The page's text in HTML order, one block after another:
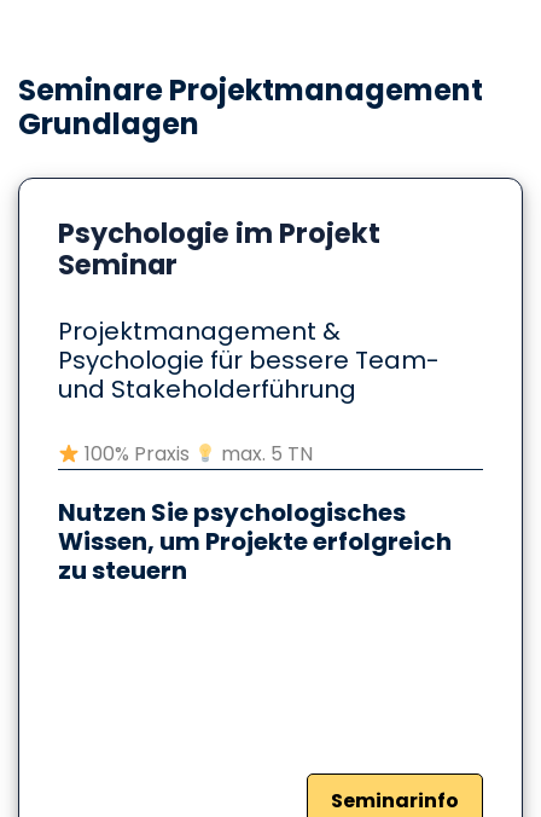
Seminare Projektmanagement
Grundlagen
Psychologie im Projekt
Seminar
Projektmanagement &
Psychologie für bessere Team-
und Stakeholderführung
100% Praxis max. 5 TN
Nutzen Sie psychologisches
Wissen, um Projekte erfolgreich
zu steuern
Seminarinfo